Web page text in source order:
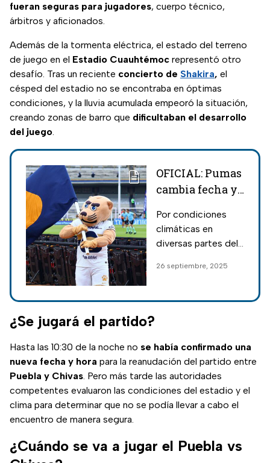
fueran seguras para jugadores, cuerpo técnico,
árbitros y aficionados.
Además de la tormenta eléctrica, el estado del terreno
de juego en el Estadio Cuauhtémoc representó otro
desafío. Tras un reciente concierto de Shakira, el
césped del estadio no se encontraba en óptimas
condiciones, y la lluvia acumulada empeoró la situación,
creando zonas de barro que dificultaban el desarrollo
del juego.
OFICIAL: Pumas
cambia fecha y
próximo partido
del Apertura
Por condiciones
climáticas en
diversas partes del
se han suspendido
afectando el
femenil.
26 septiembre, 2025
¿Se jugará el partido?
Hasta las 10:30 de la noche no se había confirmado una
nueva fecha y hora para la reanudación del partido entre
Puebla y Chivas. Pero más tarde las autoridades
competentes evaluaron las condiciones del estadio y el
clima para determinar que no se podía llevar a cabo el
encuentro de manera segura.
¿Cuándo se va a jugar el Puebla vs